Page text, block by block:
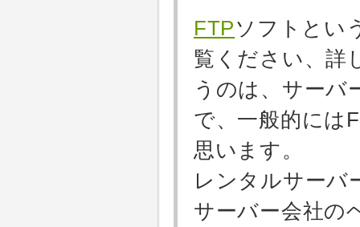
FTPソフトとい
覧ください、詳
うのは、サーバ
で、一般的には
思います。
レンタルサーバ
サーバー会社の